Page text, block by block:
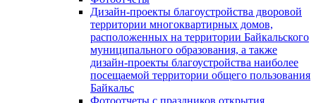
Дизайн-проекты благоустройства дворовой
территории многоквартирных домов,
расположенных на территории Байкальского
муниципального образования, а также
дизайн-проекты благоустройства наиболее
посещаемой территории общего пользования
Байкальс
Фотоотчеты с праздников открытия